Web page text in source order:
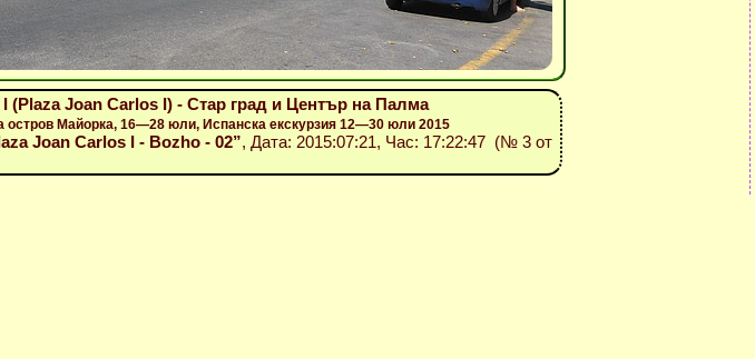
(Plaza Joan Carlos I) - Стар град и Център на Палма
Майорка, 16—28 юли, Испанска екскурзия 12—30 юли 2015
Joan Carlos I - Bozho - 02”, Дата: 2015:07:21, Час: 17:22:47 (№ 3 от